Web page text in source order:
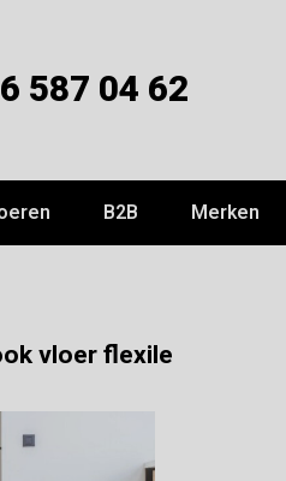
587 04 62
B2B Merken
vloer flexile